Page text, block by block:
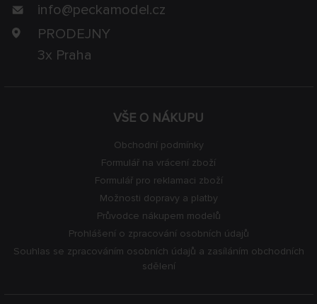
VŠE O NÁKUPU
Obchodní podmínky
Formulář na vrácení zboží
Formulář pro reklamaci zboží
Možnosti dopravy a platby
Průvodce nákupem modelů
Prohlášení o zpracování osobních údajů
Souhlas se zpracováním osobních údajů a zasíláním obchodních
sdělení
info@peckamodel.cz
PRODEJNY
3x Praha